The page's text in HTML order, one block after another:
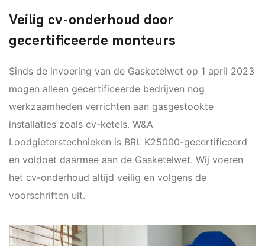
Veilig cv-onderhoud door
gecertificeerde monteurs
Sinds de invoering van de Gasketelwet op 1 april 2023
mogen alleen gecertificeerde bedrijven nog
werkzaamheden verrichten aan gasgestookte
installaties zoals cv-ketels. W&A
Loodgieterstechnieken is BRL K25000-gecertificeerd
en voldoet daarmee aan de Gasketelwet. Wij voeren
het cv-onderhoud altijd veilig en volgens de
voorschriften uit.